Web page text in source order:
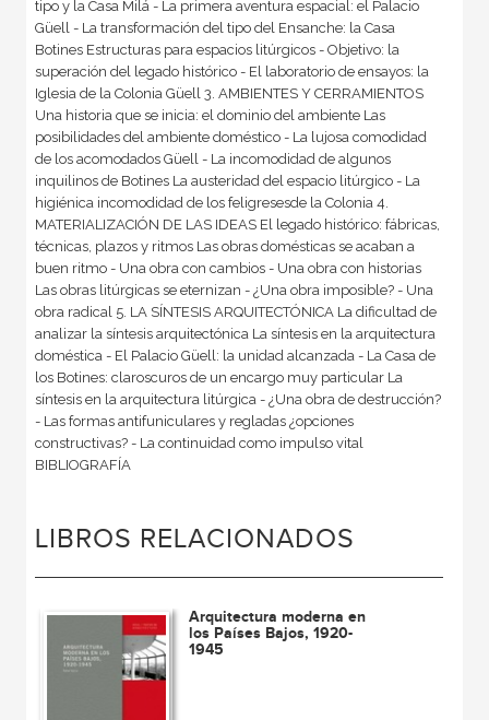
tipo y la Casa Milá - La primera aventura espacial: el Palacio
Güell - La transformación del tipo del Ensanche: la Casa
Botines Estructuras para espacios litúrgicos - Objetivo: la
superación del legado histórico - El laboratorio de ensayos: la
Iglesia de la Colonia Güell 3. AMBIENTES Y CERRAMIENTOS
Una historia que se inicia: el dominio del ambiente Las
posibilidades del ambiente doméstico - La lujosa comodidad
de los acomodados Güell - La incomodidad de algunos
inquilinos de Botines La austeridad del espacio litúrgico - La
higiénica incomodidad de los feligresesde la Colonia 4.
MATERIALIZACIÓN DE LAS IDEAS El legado histórico: fábricas,
técnicas, plazos y ritmos Las obras domésticas se acaban a
buen ritmo - Una obra con cambios - Una obra con historias
Las obras litúrgicas se eternizan - ¿Una obra imposible? - Una
obra radical 5. LA SÍNTESIS ARQUITECTÓNICA La dificultad de
analizar la síntesis arquitectónica La síntesis en la arquitectura
doméstica - El Palacio Güell: la unidad alcanzada - La Casa de
los Botines: claroscuros de un encargo muy particular La
síntesis en la arquitectura litúrgica - ¿Una obra de destrucción?
- Las formas antifuniculares y regladas ¿opciones
constructivas? - La continuidad como impulso vital
BIBLIOGRAFÍA
LIBROS RELACIONADOS
Arquitectura moderna en
los Países Bajos, 1920-
1945